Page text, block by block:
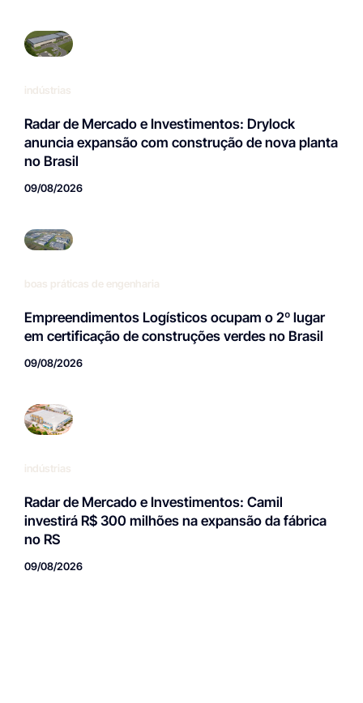
indústrias
Radar de Mercado e Investimentos: Drylock
no Brasil
09/08/2026
boas práticas de engenharia
Empreendimentos Logísticos ocupam o 2º lugar
09/08/2026
indústrias
Radar de Mercado e Investimentos: Camil
no RS
09/08/2026